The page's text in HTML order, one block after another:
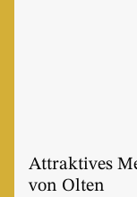
Attraktives
von Olten